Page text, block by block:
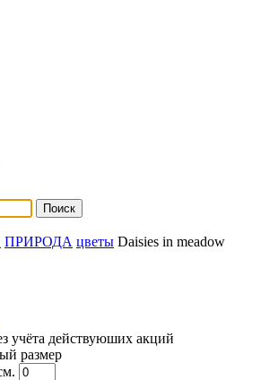
Поиск
ПРИРОДА цветы Daisies in meadow
учёта действуюших акций
размер